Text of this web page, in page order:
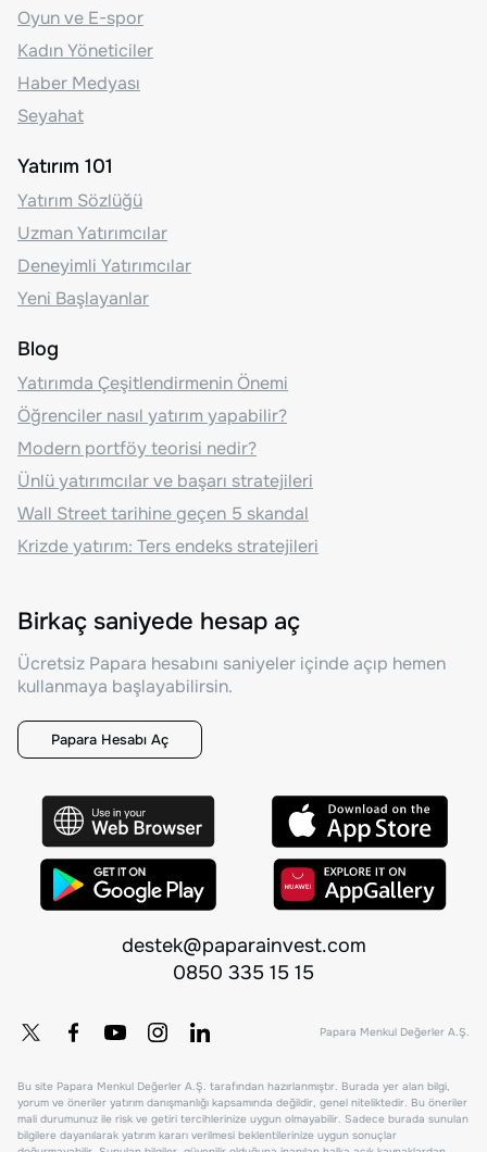
Oyun ve E-spor
Kadın Yöneticiler
Haber Medyası
Seyahat
Yatırım 101
Yatırım Sözlüğü
Uzman Yatırımcılar
Deneyimli Yatırımcılar
Yeni Başlayanlar
Blog
Yatırımda Çeşitlendirmenin Önemi
Öğrenciler nasıl yatırım yapabilir?
Modern portföy teorisi nedir?
Ünlü yatırımcılar ve başarı stratejileri
Wall Street tarihine geçen 5 skandal
Krizde yatırım: Ters endeks stratejileri
Birkaç saniyede hesap aç
Ücretsiz Papara hesabını saniyeler içinde açıp hemen
kullanmaya başlayabilirsin.
Papara Hesabı Aç
destek@paparainvest.com
0850 335 15 15
Papara Menkul Değerler A.Ş.
Bu site Papara Menkul Değerler A.Ş. tarafından hazırlanmıştır. Burada yer alan bilgi,
yorum ve öneriler yatırım danışmanlığı kapsamında değildir, genel niteliktedir. Bu öneriler
mali durumunuz ile risk ve getiri tercihlerinize uygun olmayabilir. Sadece burada sunulan
bilgilere dayanılarak yatırım kararı verilmesi beklentilerinize uygun sonuçlar